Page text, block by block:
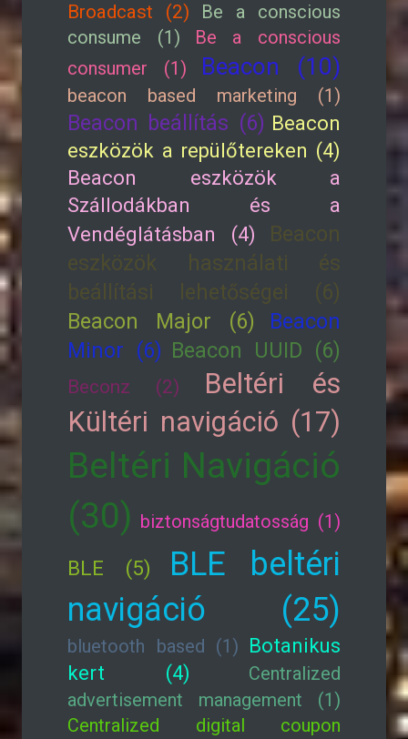
Broadcast (2)
Be a conscious
consume (1)
Be a conscious
consumer (1)
Beacon (10)
beacon based marketing (1)
Beacon beállítás (6) Beacon
eszközök a repülőtereken (4)
Beacon eszközök a
Szállodákban és a
Vendéglátásban (4)
Beacon Major (6)
Beacon
Minor (6) Beacon UUID (6)
Beconz (2)
Beltéri és
Kültéri navigáció (17)
Beltéri Navigáció
(30) biztonságtudatosság (1)
BLE (5)
BLE beltéri
navigáció (25)
bluetooth based (1) Botanikus
kert (4)
Centralized
advertisement management (1)
Centralized digital coupon